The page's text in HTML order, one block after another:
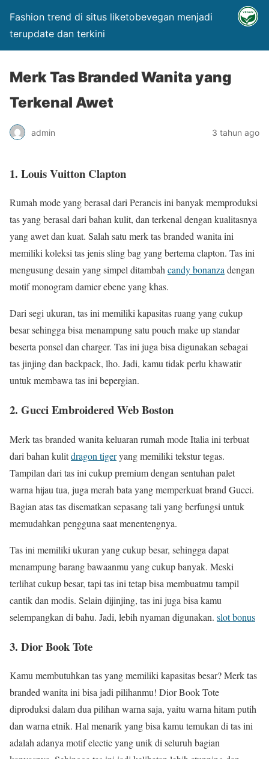
Fashion trend di situs liketobevegan menjadi
terupdate dan terkini
Merk Tas Branded Wanita yang
Terkenal Awet
admin 3 tahun ago
1. Louis Vuitton Clapton
Rumah mode yang berasal dari Perancis ini banyak memproduksi
tas yang berasal dari bahan kulit, dan terkenal dengan kualitasnya
yang awet dan kuat. Salah satu merk tas branded wanita ini
memiliki koleksi tas jenis sling bag yang bertema clapton. Tas ini
mengusung desain yang simpel ditambahcandy bonanzadengan
motif monogram damier ebene yang khas.
Dari segi ukuran, tas ini memiliki kapasitas ruang yang cukup
besar sehingga bisa menampung satu pouch make up standar
beserta ponsel dan charger. Tas ini juga bisa digunakan sebagai
tas jinjing dan backpack, lho. Jadi, kamu tidak perlu khawatir
untuk membawa tas ini bepergian.
2. Gucci Embroidered Web Boston
Merk tas branded wanita keluaran rumah mode Italia ini terbuat
dari bahan kulitdragon tigeryang memiliki tekstur tegas.
Tampilan dari tas ini cukup premium dengan sentuhan palet
warna hijau tua, juga merah bata yang memperkuat brand Gucci.
Bagian atas tas disematkan sepasang tali yang berfungsi untuk
memudahkan pengguna saat menentengnya.
Tas ini memiliki ukuran yang cukup besar, sehingga dapat
menampung barang bawaanmu yang cukup banyak. Meski
terlihat cukup besar, tapi tas ini tetap bisa membuatmu tampil
cantik dan modis. Selain dijinjing, tas ini juga bisa kamu
selempangkan di bahu. Jadi, lebih nyaman digunakan. slot bonus
3. Dior Book Tote
Kamu membutuhkan tas yang memiliki kapasitas besar? Merk tas
branded wanita ini bisa jadi pilihanmu! Dior Book Tote
diproduksi dalam dua pilihan warna saja, yaitu warna hitam putih
dan warna etnik. Hal menarik yang bisa kamu temukan di tas ini
adalah adanya motif electic yang unik di seluruh bagian